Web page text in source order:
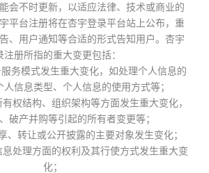
会不时更新，以适应法律、技术或商业的
平台注册将在杏宇登录平台站上公布，重
、用户通知等合适的形式告知用户。杏宇
注册所指的重大变更包括：
服务模式发生重大变化，如处理个人信息的
人信息类型、个人信息的使用方式等；
有权结构、组织架构等方面发生重大变化，
破产并购等引起的所有者变更等；
、转让或公开披露的主要对象发生变化；
息处理方面的权利及其行使方式发生重大变
化；